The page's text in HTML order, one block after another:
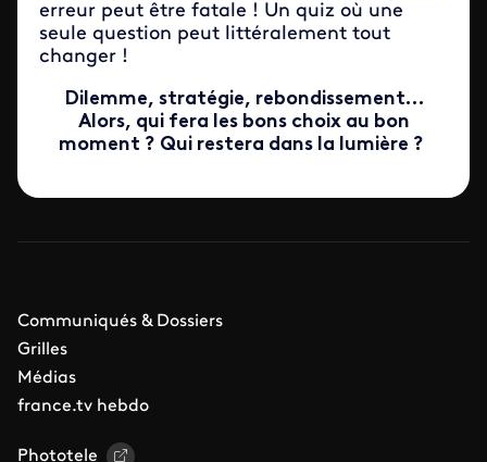
erreur peut être fatale ! Un quiz où une
seule question peut littéralement tout
changer !
Dilemme, stratégie, rebondissement…
Alors, qui fera les bons choix au bon
moment ? Qui restera dans la lumière ?
Communiqués & Dossiers
Grilles
Médias
france.tv hebdo
Phototele